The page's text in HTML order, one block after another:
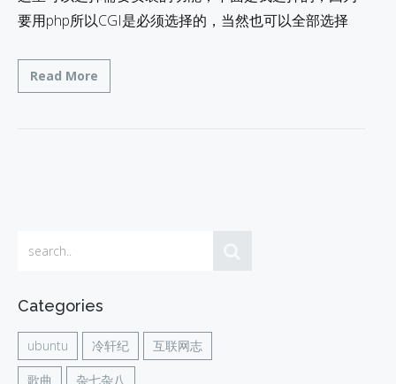
要用php所以CGI是必须选择的，当然也可以全部选择
Read More
Categories
ubuntu 冷轩纪 互联网志
歌曲 杂七杂八